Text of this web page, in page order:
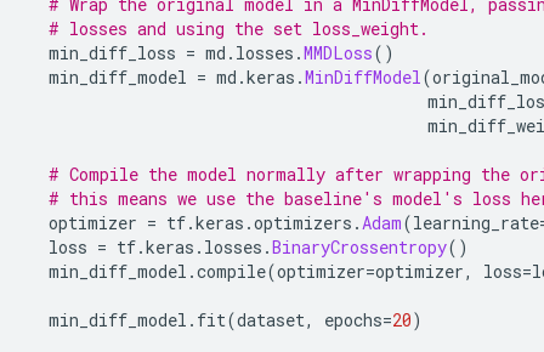
# losses and using the set loss_weight.
min_diff_loss = md . losses .MMDLoss()
min_diff_model = md .keras .MinDiffModel(
# Compile the model normally after wrapping the
# this means we use the baseline's model's loss
optimizer = tf.keras .optimizers .Adam(learning_rate
loss = tf.keras . losses .BinaryCrossentropy()
min_diff_model .compile(optimizer=optimizer, loss=
min_diff_model . fit(dataset, epochs=20)